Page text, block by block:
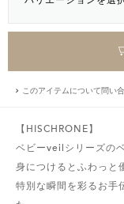
このアイテムについて問い
【HISCHRONE】
ベビーveilシリーズの
身につけるとふわっと
特別な瞬間を彩るお手